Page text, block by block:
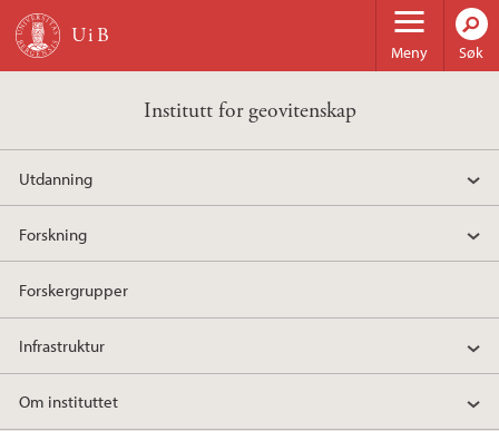
Hopp til hovedinnhold
Meny Søk
Institutt for geovitenskap
Utdanning
Forskning
Forskergrupper
Infrastruktur
Om instituttet